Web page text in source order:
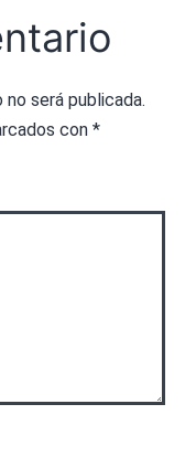
será publicada.
con *